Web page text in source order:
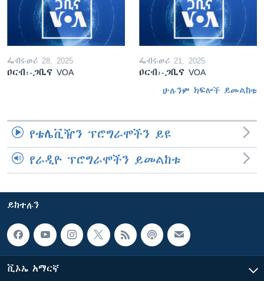
ፌብሩወሪ 28, 2025
ዐርብ፡-ጋቢና VOA
ፌብሩወሪ 21, 2025
ዐርብ፡-ጋቢና VOA
ሁሉንም ክፍሎች ይመልከቱ
የቴሌቪዥን ፕሮግራሞችን ይዩ
የራዲዮ ፕሮግራሞችን ይመልከቱ
ይከተሉን
ቪኦኤ አማርኛ